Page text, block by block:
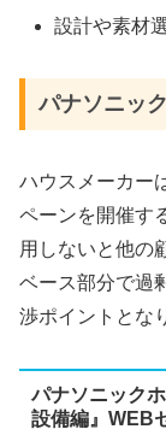
設計や素材
パナソニッ
ハウスメーカー
ペーンを開催す
用しないと他の
ベース部分で過
渉ポイントとな
パナソニック
設備編』WEB